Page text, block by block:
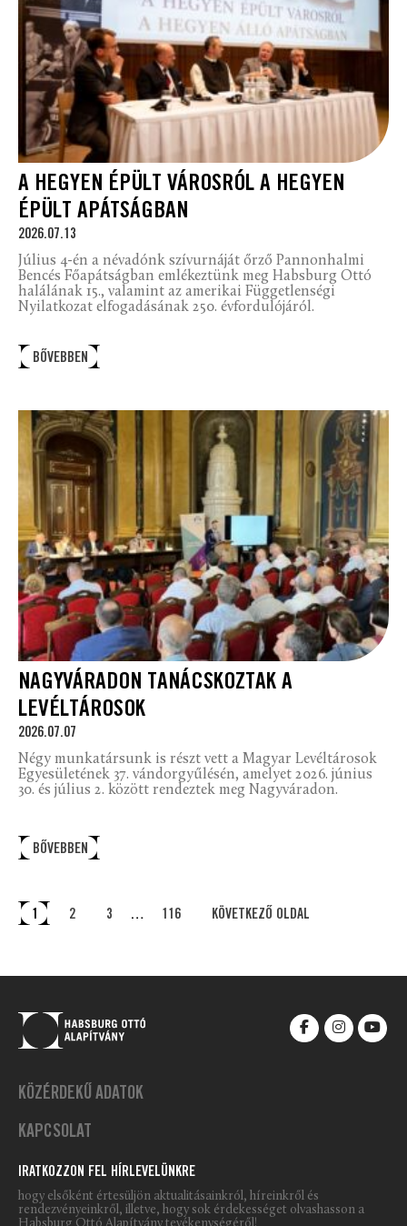
A HEGYEN ÉPÜLT VÁROSRÓL A HEGYEN
ÉPÜLT APÁTSÁGBAN
2026.07.13
Július 4-én a névadónk szívurnáját őrző Pannonhalmi
Bencés Főapátságban emlékeztünk meg Habsburg Ottó
halálának 15., valamint az amerikai Függetlenségi
Nyilatkozat elfogadásának 250. évfordulójáról.
BŐVEBBEN
NAGYVÁRADON TANÁCSKOZTAK A
LEVÉLTÁROSOK
2026.07.07
Négy munkatársunk is részt vett a Magyar Levéltárosok
Egyesületének 37. vándorgyűlésén, amelyet 2026. június
30. és július 2. között rendeztek meg Nagyváradon.
BŐVEBBEN
1 2 3 … 116 KÖVETKEZŐ OLDAL
KÖZÉRDEKŰ ADATOK
KAPCSOLAT
IRATKOZZON FEL HÍRLEVELÜNKRE
hogy elsőként értesüljön aktualitásainkról, híreinkről és
rendezvényeinkről, illetve, hogy sok érdekességet olvashasson a